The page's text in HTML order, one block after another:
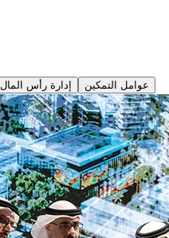
إدارة رأس المال عوامل التمكين